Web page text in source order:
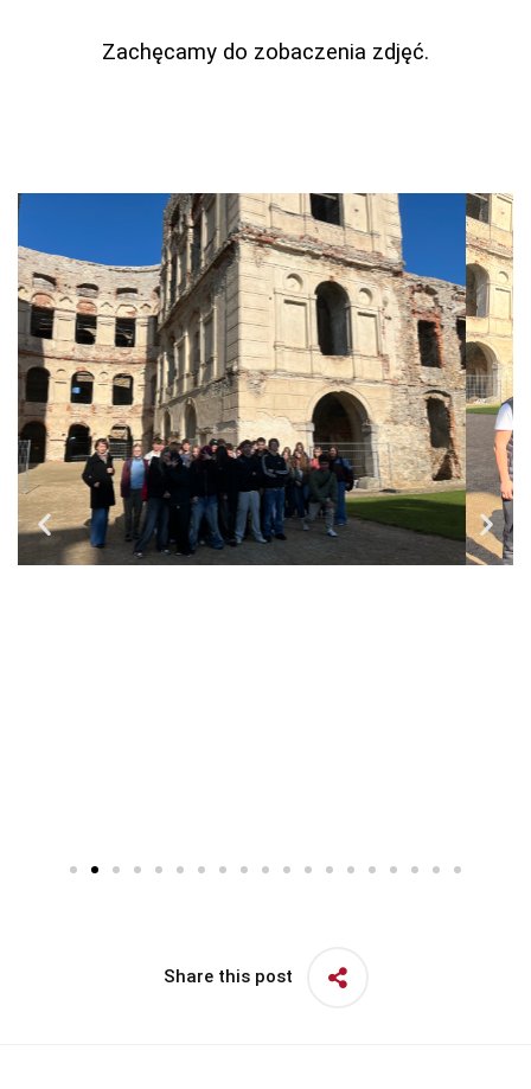
Zachęcamy do zobaczenia zdjęć.
Share this post